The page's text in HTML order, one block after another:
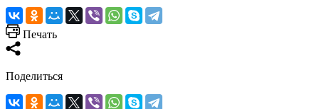
Печать
Поделиться